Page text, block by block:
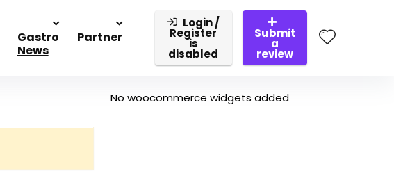
Gastro
News
Partner
Login /
Register
is
disabled
Submit
a
review
No woocommerce widgets added